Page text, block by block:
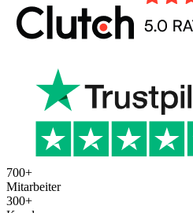
700+
Mitarbeiter
300+